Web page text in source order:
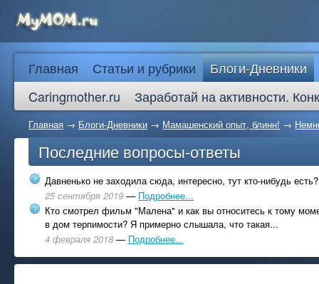
Главная Статьи и рубрики
Блоги-Дневники
Caringmother.ru
Заработай на активности.
Главная → Блоги-Дневники → Мамашенский опыт, блинн! →
Последние вопросы-ответы
Давненько не заходила сюда, интересно, тут кто-нибудь есть?
25 сентября 2019 — Подробнее...
Кто смотрел фильм "Малена" и как вы относитесь к тому
в дом терпимости? Я примерно слышала, что такая...
4 февраля 2018 — Подробнее...